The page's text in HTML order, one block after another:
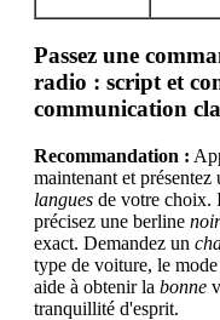
Passez une
radio : script et
communication
Recommandation :
maintenant et présentez
langues de votre choix.
précisez une berline
exact. Demandez un
type de voiture, le
aide à obtenir la bonne
tranquillité d'esprit.